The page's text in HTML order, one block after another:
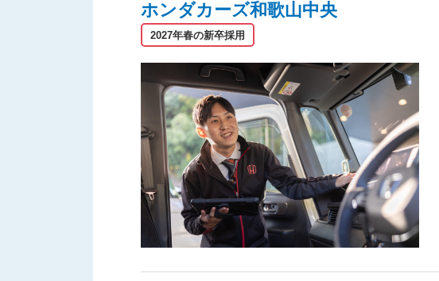
ホンダカーズ和歌山中央
2027年春の新卒採用